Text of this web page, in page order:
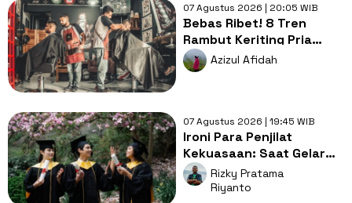
07 Agustus 2026 | 20:05 WIB
Bebas Ribet! 8 Tren
Rambut Keriting Pria
untuk Wajah Kotak yang
Gampang Ditata
Azizul Afidah
07 Agustus 2026 | 19:45 WIB
Ironi Para Penjilat
Kekuasaan: Saat Gelar
Akademis Kalah oleh
Mental ABS
Rizky Pratama
Riyanto